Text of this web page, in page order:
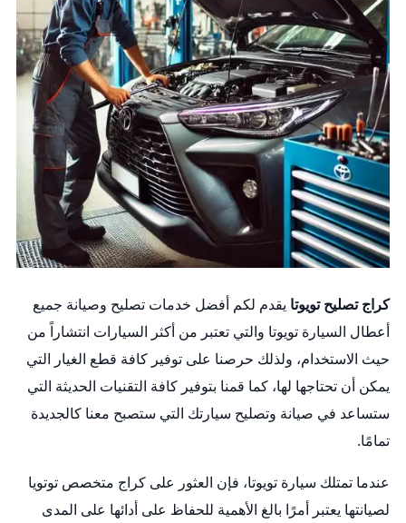
كراج تصليح تويوتا يقدم لكم أفضل خدمات تصليح وصيانة جميع
أعطال السيارة تويوتا والتي تعتبر من أكثر السيارات انتشاراً من
حيث الاستخدام، ولذلك حرصنا على توفير كافة قطع الغيار التي
يمكن أن تحتاجها لها، كما قمنا بتوفير كافة التقنيات الحديثة التي
ستساعد في صيانة وتصليح سيارتك التي ستصبح معنا كالجديدة
تمامًا.
عندما تمتلك سيارة تويوتا، فإن العثور على كراج متخصص توتويا
لصيانتها يعتبر أمرًا بالغ الأهمية للحفاظ على أدائها على المدى